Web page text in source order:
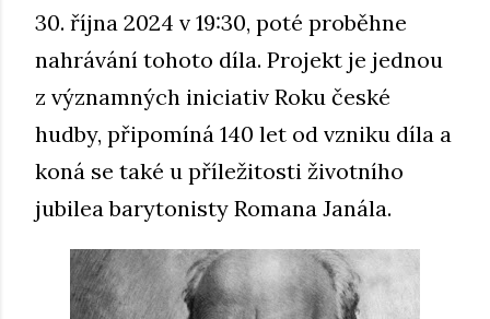
30. října 2024 v 19:30, poté proběhne
nahrávání tohoto díla. Projekt je jednou
z významných iniciativ Roku české
hudby, připomíná 140 let od vzniku díla a
koná se také u příležitosti životního
jubilea barytonisty Romana Janála.